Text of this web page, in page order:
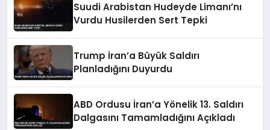
Suudi Arabistan Hudeyde Limanı’nı
Vurdu Husilerden Sert Tepki
Trump İran’a Büyük Saldırı
Planladığını Duyurdu
ABD Ordusu İran’a Yönelik 13. Saldırı
Dalgasını Tamamladığını Açıkladı